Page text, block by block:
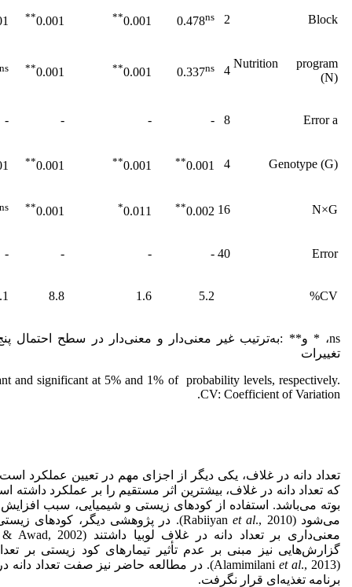
Block
2
0.478ns
0.001
**
0.001
**
Nutrition program
(N)
4
0.337ns
0.001
**
0.001
**
ns
Error a
8
-
-
-
-
Genotype (G)
4
0.001
**
0.001
**
0.001
**
N×G
16
0.002
**
0.011
*
0.001
**
ns
Error
40
-
-
-
-
CV%
5.2
1.6
8.8
تغییرات
and significant at 5% and 1% of probability levels, respectively.
CV: Coefficient of Variation.
تعداد دانه در غلاف، یکی دیگر از اجزای مهم در تعیین عملکرد
که تعداد دانه در غلاف، بیشترین اثر مستقیم را بر عملکرد داشته
بوته می‌باشد. استفاده از کودهای زیستی و شیمیایی، سبب افزایش
می‌شود (Rabiiyan
et al ., 2010). در پژوهشی دیگر، کودهای
گزارش‌هایی نیز مبنی بر عدم تأثیر تیمارهای کود زیستی بر
(Alamimilani
et al
., 2013). در مطالعه حاضر نیز صفت تعداد
برنامه تغذیه‌ای قرار نگرفت.